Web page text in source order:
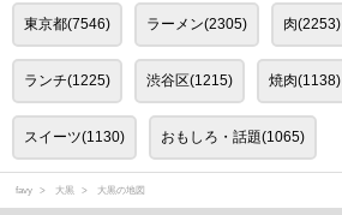
東京都(7546) ラーメン(2305) 肉(2253)
ランチ(1225) 渋谷区(1215) 焼肉(1138)
スイーツ(1130) おもしろ・話題(1065)
favy 大黒 大黒の地図